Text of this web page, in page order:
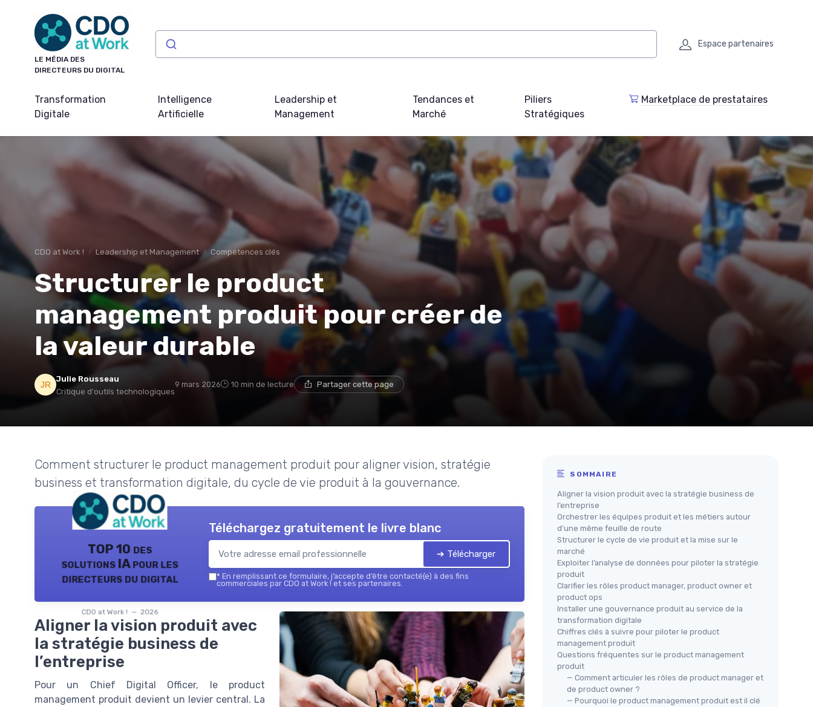
LE MÉDIA DES
DIRECTEURS DU DIGITAL
Espace partenaires
Transformation
Digitale
Intelligence
Artificielle
Leadership et
Management
Tendances et
Marché
Piliers
Stratégiques
Marketplace de prestataires
CDO at Work ! Leadership et Management Compétences clés
Structurer le product
management produit pour créer de
la valeur durable
Julie Rousseau
Critique d'outils technologiques
9 mars 2026 10 min de lecture Partager cette page
Comment structurer le product management produit pour aligner vision, stratégie
business et transformation digitale, du cycle de vie produit à la gouvernance.
TOP 10 des
solutions IA pour les
directeurs du digital
CDO at Work ! — 2026
Téléchargez gratuitement le livre blanc
➔ Télécharger
* En remplissant ce formulaire, j’accepte d’être contacté(e) à des fins
commerciales par CDO at Work ! et ses partenaires.
Aligner la vision produit avec
la stratégie business de
l’entreprise
Pour un Chief Digital Officer, le product
management produit devient un levier central. La
SOMMAIRE
Aligner la vision produit avec la stratégie business de
l’entreprise
Orchestrer les équipes produit et les métiers autour
d’une même feuille de route
Structurer le cycle de vie produit et la mise sur le
marché
Exploiter l’analyse de données pour piloter la stratégie
produit
Clarifier les rôles product manager, product owner et
product ops
Installer une gouvernance produit au service de la
transformation digitale
Chiffres clés à suivre pour piloter le product
management produit
Questions fréquentes sur le product management
produit
— Comment articuler les rôles de product manager et
de product owner ?
— Pourquoi le product management produit est il clé